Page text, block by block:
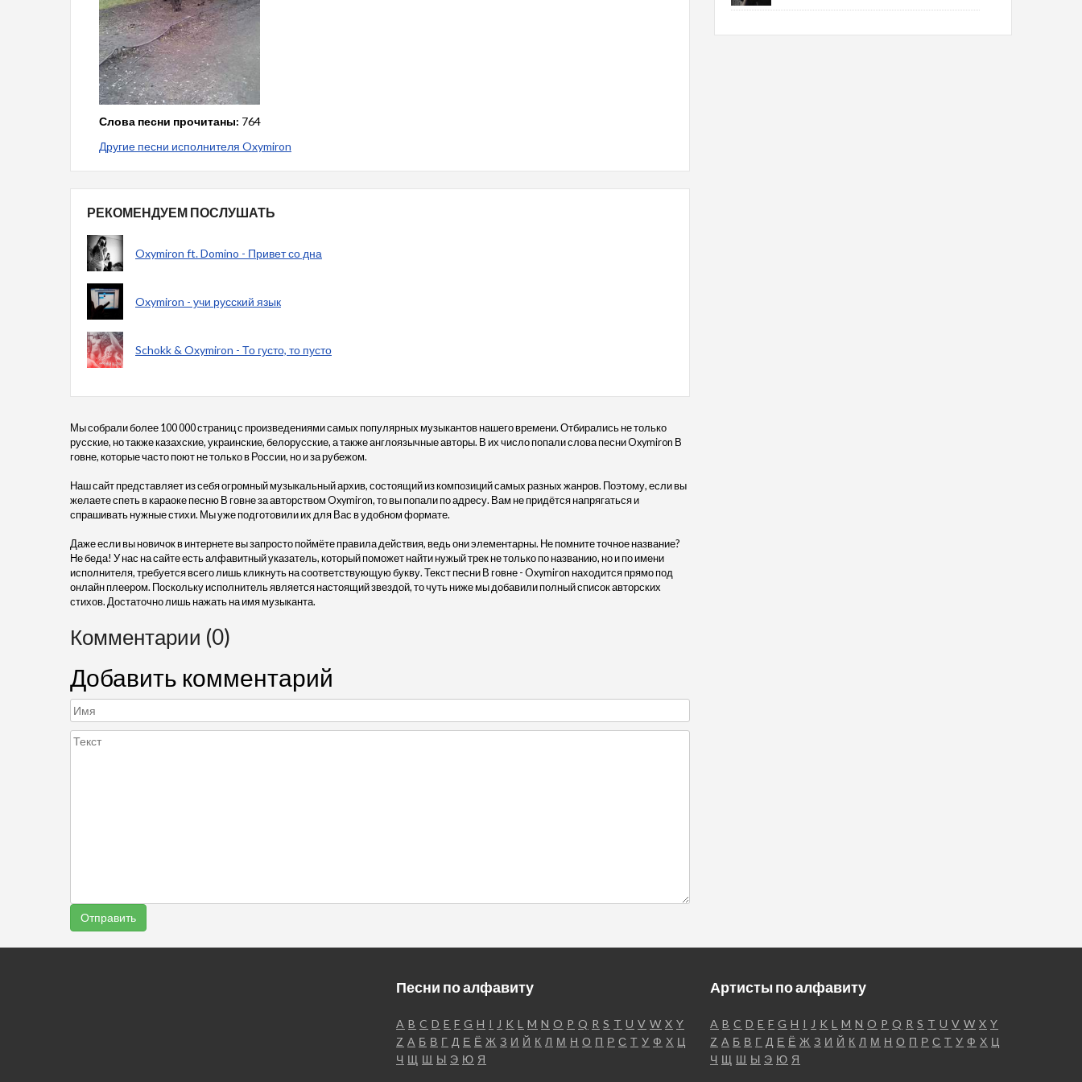
Слова песни прочитаны: 764
Другие песни исполнителя Oxymiron
РЕКОМЕНДУЕМ ПОСЛУШАТЬ
Oxymiron ft. Domino - Привет со дна
Oxymiron - учи русский язык
Schokk & Oxymiron - То густо, то пусто
Мы собрали более 100 000 страниц с произведениями самых популярных музыкантов нашего времени. Отбирались не только
русские, но также казахские, украинские, белорусские, а также англоязычные авторы. В их число попали слова песни Oxymiron В
говне, которые часто поют не только в России, но и за рубежом.
Наш сайт представляет из себя огромный музыкальный архив, состоящий из композиций самых разных жанров. Поэтому, если вы
желаете спеть в караоке песню В говне за авторством Oxymiron, то вы попали по адресу. Вам не придётся напрягаться и
спрашивать нужные стихи. Мы уже подготовили их для Вас в удобном формате.
Даже если вы новичок в интернете вы запросто поймёте правила действия, ведь они элементарны. Не помните точное название?
Не беда! У нас на сайте есть алфавитный указатель, который поможет найти нужый трек не только по названию, но и по имени
исполнителя, требуется всего лишь кликнуть на соответствующую букву. Текст песни В говне - Oxymiron находится прямо под
онлайн плеером. Поскольку исполнитель является настоящий звездой, то чуть ниже мы добавили полный список авторских
стихов. Достаточно лишь нажать на имя музыканта.
Комментарии (0)
Добавить комментарий
Песни по алфавиту
A B C D E F G H I J K L M N O P Q R S T U V W X Y
Z А Б В Г Д Е Ё Ж З И Й К Л М Н О П Р С Т У Ф Х Ц
Ч Щ Ш Ы Э Ю Я
Артисты по алфавиту
A B C D E F G H I J K L M N O P Q R S T U V W X Y
Z А Б В Г Д Е Ё Ж З И Й К Л М Н О П Р С Т У Ф Х Ц
Ч Щ Ш Ы Э Ю Я